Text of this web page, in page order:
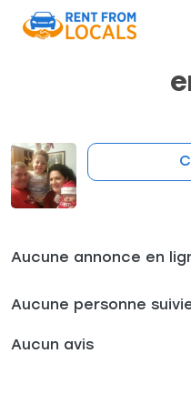
Aucune annonce en
Aucune personne
Aucun avis